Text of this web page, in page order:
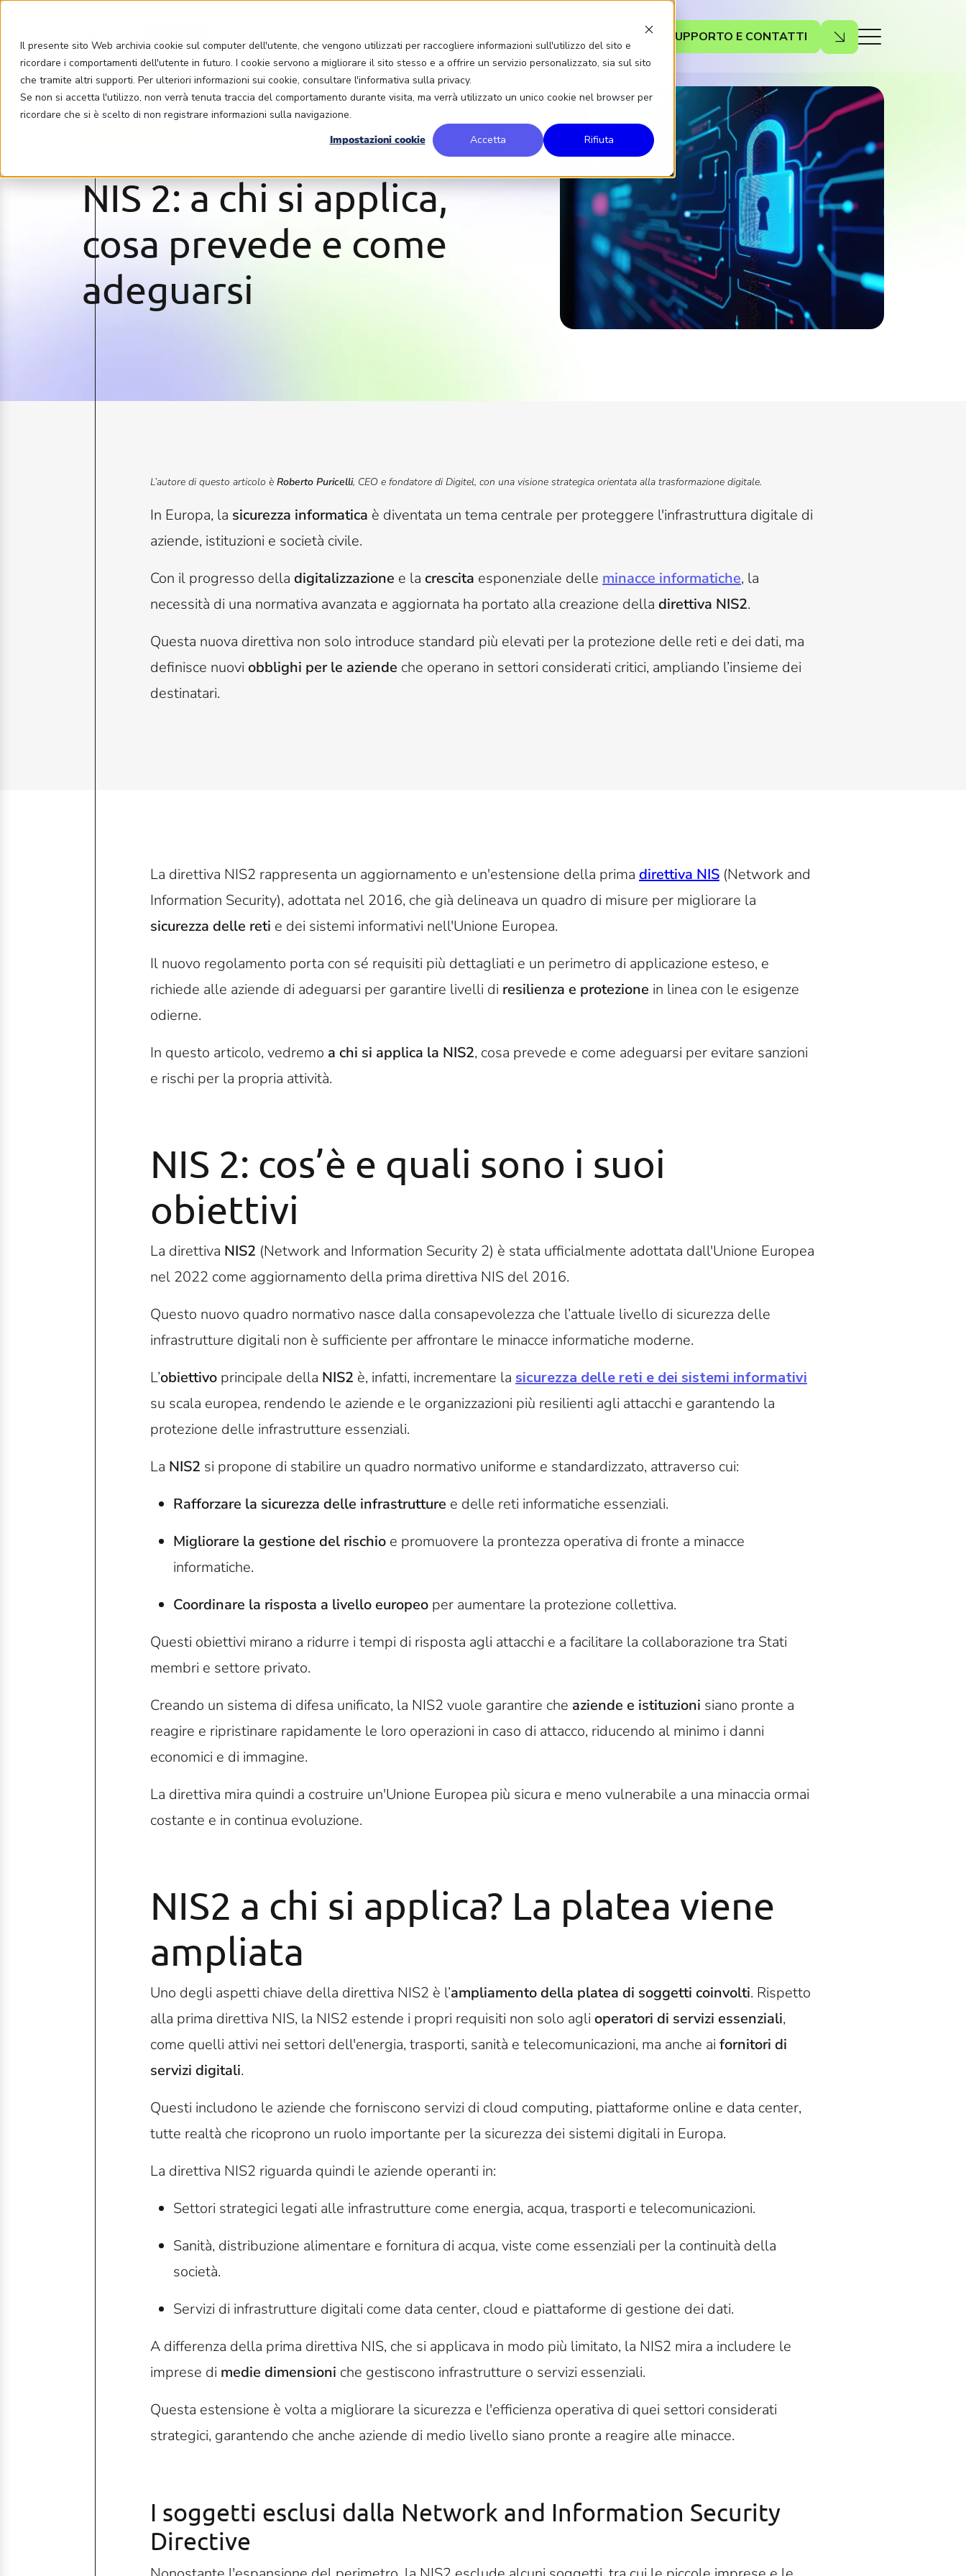
Il presente sito Web archivia cookie sul computer dell'utente, che vengono utilizzati per raccogliere informazioni sull'utilizzo del sito e
ricordare i comportamenti dell'utente in futuro. I cookie servono a migliorare il sito stesso e a offrire un servizio personalizzato, sia sul sito
che tramite altri supporti. Per ulteriori informazioni sui cookie, consultare l'informativa sulla privacy.
Se non si accetta l'utilizzo, non verrà tenuta traccia del comportamento durante visita, ma verrà utilizzato un unico cookie nel browser per
ricordare che si è scelto di non registrare informazioni sulla navigazione.
Impostazioni cookie
Accetta Rifiuta
SUPPORTO E CONTATTI
NIS 2: a chi si applica,
cosa prevede e come
adeguarsi
L’autore di questo articolo è Roberto Puricelli, CEO e fondatore di Digitel, con una visione strategica orientata alla trasformazione digitale.
In Europa, la sicurezza informatica è diventata un tema centrale per proteggere l'infrastruttura digitale di
aziende, istituzioni e società civile.
Con il progresso della digitalizzazione e la crescita esponenziale delle minacce informatiche, la
necessità di una normativa avanzata e aggiornata ha portato alla creazione della direttiva NIS2.
Questa nuova direttiva non solo introduce standard più elevati per la protezione delle reti e dei dati, ma
definisce nuovi obblighi per le aziende che operano in settori considerati critici, ampliando l’insieme dei
destinatari.
La direttiva NIS2 rappresenta un aggiornamento e un'estensione della prima direttiva NIS (Network and
Information Security), adottata nel 2016, che già delineava un quadro di misure per migliorare la
sicurezza delle reti e dei sistemi informativi nell'Unione Europea.
Il nuovo regolamento porta con sé requisiti più dettagliati e un perimetro di applicazione esteso, e
richiede alle aziende di adeguarsi per garantire livelli di resilienza e protezione in linea con le esigenze
odierne.
In questo articolo, vedremo a chi si applica la NIS2, cosa prevede e come adeguarsi per evitare sanzioni
e rischi per la propria attività.
NIS 2: cos’è e quali sono i suoi
obiettivi
La direttiva NIS2 (Network and Information Security 2) è stata ufficialmente adottata dall'Unione Europea
nel 2022 come aggiornamento della prima direttiva NIS del 2016.
Questo nuovo quadro normativo nasce dalla consapevolezza che l’attuale livello di sicurezza delle
infrastrutture digitali non è sufficiente per affrontare le minacce informatiche moderne.
L’obiettivo principale della NIS2 è, infatti, incrementare la sicurezza delle reti e dei sistemi informativi
su scala europea, rendendo le aziende e le organizzazioni più resilienti agli attacchi e garantendo la
protezione delle infrastrutture essenziali.
La NIS2 si propone di stabilire un quadro normativo uniforme e standardizzato, attraverso cui:
Rafforzare la sicurezza delle infrastrutture e delle reti informatiche essenziali.
Migliorare la gestione del rischio e promuovere la prontezza operativa di fronte a minacce
informatiche.
Coordinare la risposta a livello europeo per aumentare la protezione collettiva.
Questi obiettivi mirano a ridurre i tempi di risposta agli attacchi e a facilitare la collaborazione tra Stati
membri e settore privato.
Creando un sistema di difesa unificato, la NIS2 vuole garantire che aziende e istituzioni siano pronte a
reagire e ripristinare rapidamente le loro operazioni in caso di attacco, riducendo al minimo i danni
economici e di immagine.
La direttiva mira quindi a costruire un'Unione Europea più sicura e meno vulnerabile a una minaccia ormai
costante e in continua evoluzione.
NIS2 a chi si applica? La platea viene
ampliata
Uno degli aspetti chiave della direttiva NIS2 è l’ampliamento della platea di soggetti coinvolti. Rispetto
alla prima direttiva NIS, la NIS2 estende i propri requisiti non solo agli operatori di servizi essenziali,
come quelli attivi nei settori dell'energia, trasporti, sanità e telecomunicazioni, ma anche ai fornitori di
servizi digitali.
Questi includono le aziende che forniscono servizi di cloud computing, piattaforme online e data center,
tutte realtà che ricoprono un ruolo importante per la sicurezza dei sistemi digitali in Europa.
La direttiva NIS2 riguarda quindi le aziende operanti in:
Settori strategici legati alle infrastrutture come energia, acqua, trasporti e telecomunicazioni.
Sanità, distribuzione alimentare e fornitura di acqua, viste come essenziali per la continuità della
società.
Servizi di infrastrutture digitali come data center, cloud e piattaforme di gestione dei dati.
A differenza della prima direttiva NIS, che si applicava in modo più limitato, la NIS2 mira a includere le
imprese di medie dimensioni che gestiscono infrastrutture o servizi essenziali.
Questa estensione è volta a migliorare la sicurezza e l'efficienza operativa di quei settori considerati
strategici, garantendo che anche aziende di medio livello siano pronte a reagire alle minacce.
I soggetti esclusi dalla Network and Information Security
Directive